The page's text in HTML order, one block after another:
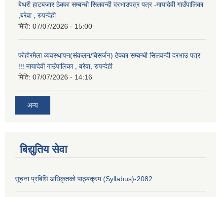
बेथरी हाटबजार ठेक्का सम्बन्धी सिलवन्दी दरभाउपत्र पत्र -मायादेवी गाउँपालिका
,बरेवा , रुपन्देही
मिति: 07/07/2026 - 15:00
फोहोरमैला व्यवस्थापन(संकलन/बिसर्जन) ठेक्का सम्बन्धी सिलवन्दी दरभाउ पत्र
!!! मायादेवी गाउँपालिका , बरेवा, रुपन्देही
मिति: 07/07/2026 - 14:16
अन्य
बिद्युतिय सेवा
सूचना प्रबिधि अधिकृतको पाठ्यक्रम (Syllabus)-2082